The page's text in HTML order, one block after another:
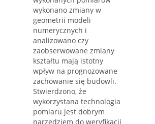
wykonano zmiany w
geometrii modeli
numerycznych i
analizowano czy
zaobserwowane zmiany
kształtu mają istotny
wpływ na prognozowane
zachowanie się budowli.
Stwierdzono, że
wykorzystana technologia
pomiaru jest dobrym
narzędziem do weryfikacji